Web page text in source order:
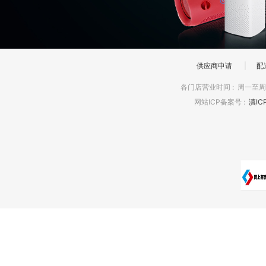
供应商申请 配
各门店营业时间 : 周一至
网站ICP备案号 : 滇